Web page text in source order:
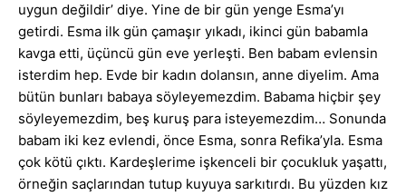
uygun değildir’ diye. Yine de bir gün yenge Esma’yı
getirdi. Esma ilk gün çamaşır yıkadı, ikinci gün babamla
kavga etti, üçüncü gün eve yerleşti. Ben babam evlensin
isterdim hep. Evde bir kadın dolansın, anne diyelim. Ama
bütün bunları babaya söyleyemezdim. Babama hiçbir şey
söyleyemezdim, beş kuruş para isteyemezdim… Sonunda
babam iki kez evlendi, önce Esma, sonra Refika’yla. Esma
çok kötü çıktı. Kardeşlerime işkenceli bir çocukluk yaşattı,
örneğin saçlarından tutup kuyuya sarkıtırdı. Bu yüzden kız